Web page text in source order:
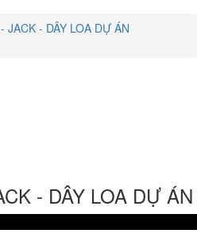
JACK - DÂY LOA DỰ ÁN
- DÂY LOA DỰ ÁN